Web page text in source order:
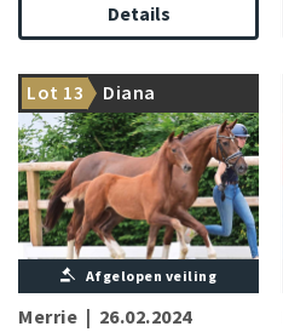
Details
Lot 13 Diana
Charming dancer for
breeding and sport
Afgelopen veiling
Merrie | 26.02.2024